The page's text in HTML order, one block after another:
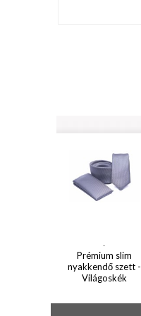
-
Prémium slim
nyakkendő szett -
Világoskék